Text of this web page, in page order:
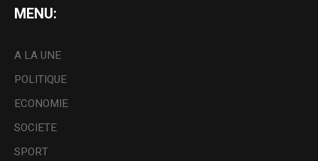
MENU:
A LA UNE
POLITIQUE
ECONOMIE
SOCIETE
SPORT